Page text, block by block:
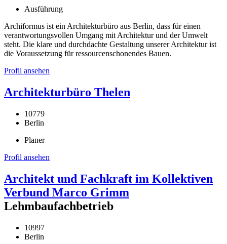
Ausführung
Archiformus ist ein Architekturbüro aus Berlin, dass für einen
verantwortungsvollen Umgang mit Architektur und der Umwelt
steht. Die klare und durchdachte Gestaltung unserer Architektur ist
die Voraussetzung für ressourcenschonendes Bauen.
Profil ansehen
Architekturbüro Thelen
10779
Berlin
Planer
Profil ansehen
Architekt und Fachkraft im Kollektiven
Verbund Marco Grimm
Lehmbaufachbetrieb
10997
Berlin